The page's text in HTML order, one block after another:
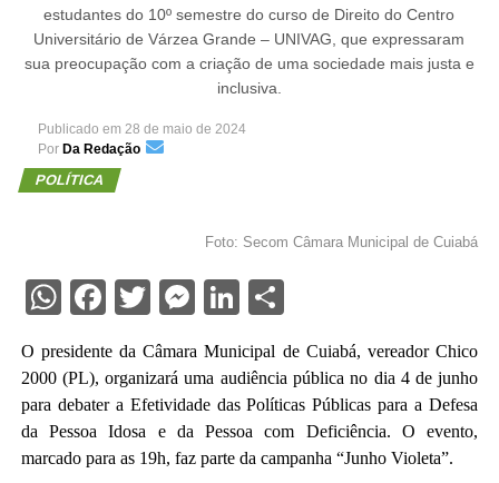
estudantes do 10º semestre do curso de Direito do Centro
Universitário de Várzea Grande – UNIVAG, que expressaram
sua preocupação com a criação de uma sociedade mais justa e
inclusiva.
Publicado em 28 de maio de 2024
Por Da Redação
POLÍTICA
Foto: Secom Câmara Municipal de Cuiabá
WhatsApp
Facebook
Twitter
Messenger
LinkedIn
Share
O presidente da Câmara Municipal de Cuiabá, vereador Chico
2000 (PL), organizará uma audiência pública no dia 4 de junho
para debater a Efetividade das Políticas Públicas para a Defesa
da Pessoa Idosa e da Pessoa com Deficiência. O evento,
marcado para as 19h, faz parte da campanha “Junho Violeta”.